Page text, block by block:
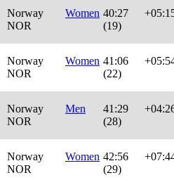
Norway
NOR
Women 40:27
(19)
Norway
NOR
Women 41:06
(22)
Norway
NOR
Men
41:29
(28)
Norway
NOR
Women 42:56
(29)